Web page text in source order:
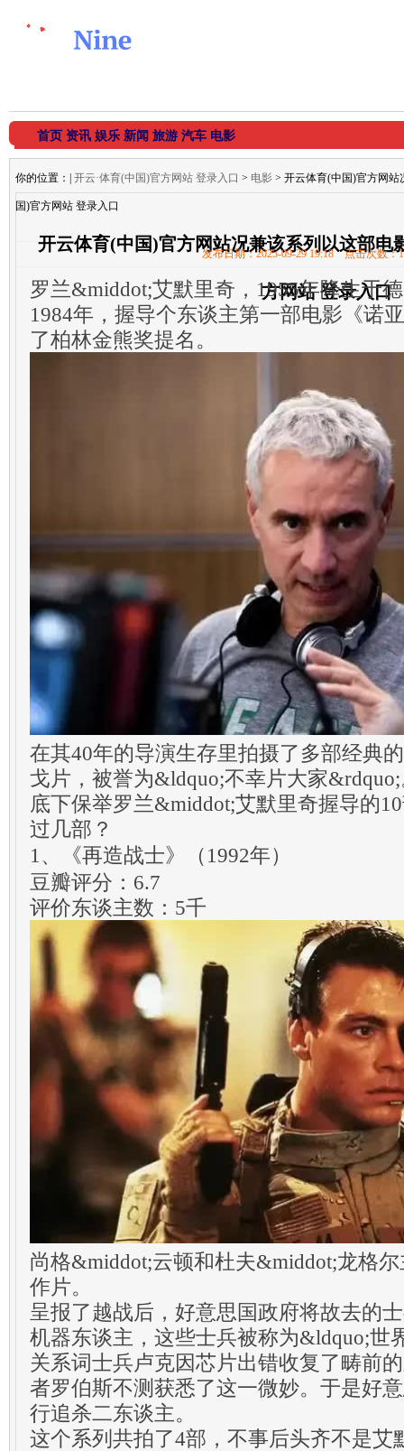
首页 资讯 娱乐 新闻 旅游 汽车 电影
你的位置： 开云·体育(中国)官方网站 登录入口 > 电影 > 开云体育(中国)官方网站
国)官方网站 登录入口
开云体育(中国)官方网站况兼该系列以这部电
方网站 登录入口
发布日期：2025-09-29 19:18 点击次数：
罗兰&middot;艾默里奇，1955年降生于
1984年，握导个东谈主第一部电影《诺
了柏林金熊奖提名。
在其40年的导演生存里拍摄了多部经典
戈片，被誉为&ldquo;不幸片大家
底下保举罗兰&middot;艾默里奇握导的
过几部？
1、《再造战士》（1992年）
豆瓣评分：6.7
评价东谈主数：5千
尚格&middot;云顿和杜夫&middot;龙格
作片。
呈报了越战后，好意思国政府将故去的
机器东谈主，这些士兵被称为&ldquo;世
关系词士兵卢克因芯片出错收复了畴前
者罗伯斯不测获悉了这一微妙。于是好
行追杀二东谈主。
这个系列共拍了4部，不事后头齐不是艾